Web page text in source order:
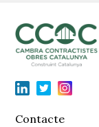
Contacte